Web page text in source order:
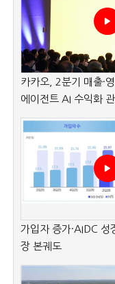
카카오, 2분기 매출·
에이전트 AI 수익화
가입자 증가·AIDC
장 본궤도